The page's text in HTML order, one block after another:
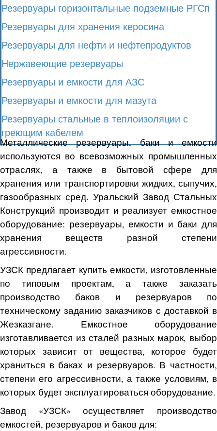
Резервуары горизонтальные подземные РГСп
Резервуары для хранения керосина
Резервуары для нефти и нефтепродуктов
Нержавеющие резервуары
Резервуары и емкости для АЗС
Резервуары и емкости для мазута
Резервуары стальные в теплоизоляции с
греющим кабелем
Металлические резервуары, баки и емкости
используются во всевозможных промышленных
отраслях, а также в бытовой сфере для
хранения или транспортировки жидких, сыпучих,
газообразных сред. Уральский Завод Стальных
Конструкций производит и реализует емкостное
оборудование: резервуары, емкости и баки для
хранения веществ разной степени
агрессивности.
УЗСК предлагает купить емкости, изготовленные
по типовым проектам, а также заказать
производство баков и резервуаров по
техническому заданию заказчиков с доставкой в
Жезказгане. Емкостное оборудование
изготавливается из сталей разных марок, выбор
которых зависит от вещества, которое будет
храниться в баках и резервуаров. В частности,
степени его агрессивности, а также условиям, в
которых будет эксплуатироваться оборудование.
Завод «УЗСК» осуществляет производство
емкостей, резервуаров и баков для: